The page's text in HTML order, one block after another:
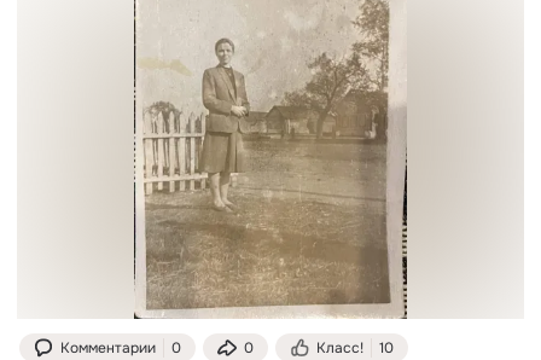
Комментарии 0 0 Класс! 10